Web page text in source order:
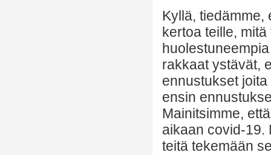
Kyllä, tiedämme,
kertoa teille,
rakkaat ystävät,
ennustukset
ensin
Mainitsimme,
aikaan covid-19.
teitä tekemään